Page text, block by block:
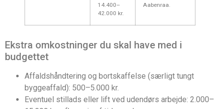
14.400–
42.000 kr.
Aabenraa.
Ekstra omkostninger du skal have med i
budgettet
Affaldshåndtering og bortskaffelse (særligt tungt
byggeaffald): 500–5.000 kr.
Eventuel stillads eller lift ved udendørs arbejde: 2.000–